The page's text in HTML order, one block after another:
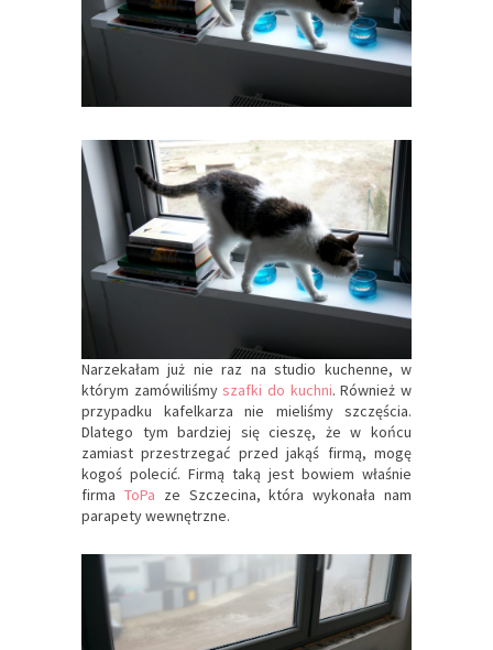
Narzekałam już nie raz na studio kuchenne, w
którym zamówiliśmyszafki do kuchni. Również w
przypadku kafelkarza nie mieliśmy szczęścia.
Dlatego tym bardziej się cieszę, że w końcu
zamiast przestrzegać przed jakąś firmą, mogę
kogoś polecić. Firmą taką jest bowiem właśnie
firma ToPa ze Szczecina, która wykonała nam
parapety wewnętrzne.